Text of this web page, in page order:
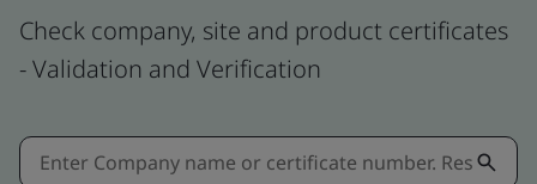
Check company, site and product certificates
- Validation and Verification